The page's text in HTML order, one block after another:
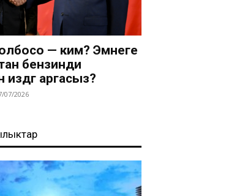
— ким? Эмнеге
бензинди
аргасыз?
07/2026